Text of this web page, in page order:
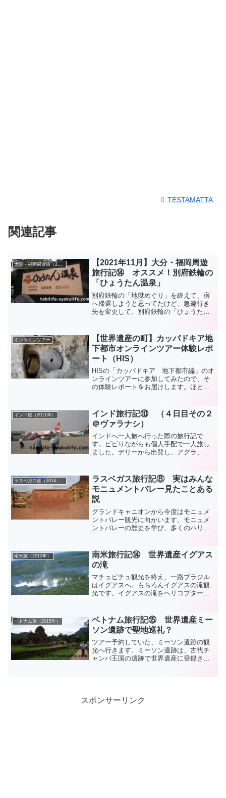
TESTAMATTA
関連記事
【2021年11月】大分・福岡周遊
旅行記⑭ オススメ！別府鉄輪の
「ひょうたん温泉」
別府鉄輪の「地獄めぐり」を終えて、宿
へ帰還しようと思ってたけど、急遽行き
先を変更して、別府鉄輪の「ひょうたん
温泉があって、個人的にかなりお気に入
りの場所になりました(^^)/
オンラインツアー
【世界遺産の町】カッパドキア地
下都市オンラインツアー体験レポ
ート（HIS）
HISの「カッパドキア 地下都市編」のオ
ンラインツアーに参加してみたので、そ
の体験レポートをお届けします。ほとん
（笑）見た目だけでも雰囲気のある写真
も見てみてください。
インド旅（2011年）
インド旅行記⑩ （４日目その２
＠ヴァラナシ）
インドへ一人旅へ行った際の旅行記で
す。ビビりながらも個人手配で一人旅し
ました。デリーから出発し、アグラ、ガ
記しています。
ラスベガス旅行記⑧ 実はみんな
モニュメントバレー見たことある
説
グランドキャニオンから今度はモニュメ
ントバレー観光に向かいます。モニュメ
ントバレーの歴史を学び、多くのハリウ
南米旅（2012年）
南米旅行記⑭ 世界遺産イグアス
の滝
マチュピチュ観光を終え、一路ブラジル
はイグアスへ。もちろんイグアスの滝観
光です。イグアスの滝をヘリコプターで
とイグアスの滝をメインにして、人生最
長の旅行をしてきました。
ベトナム旅（2015年）
ベトナム旅行記⑮ 世界遺産ミー
ソン遺跡で聖地巡礼？
ツアー予約していた、ミーソン遺跡の観
光へ行きます。ミーソン遺跡は、古代チ
ャンパ王国の遺跡で世界遺産に登録され
スポンサーリンク